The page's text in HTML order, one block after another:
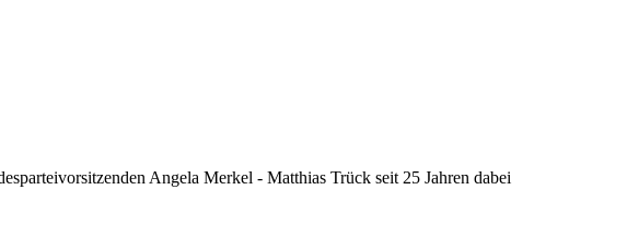
Angela Merkel - Matthias Trück seit 25 Jahren dabei